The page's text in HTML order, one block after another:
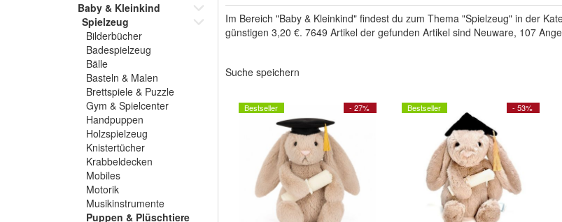
Baby & Kleinkind
Spielzeug
Bilderbücher
Badespielzeug
Bälle
Basteln & Malen
Brettspiele & Puzzle
Gym & Spielcenter
Handpuppen
Holzspielzeug
Knistertücher
Krabbeldecken
Mobiles
Motorik
Musikinstrumente
Puppen & Plüschtiere
Im Bereich "Baby & Kleinkind" findest du zum Thema "Spielzeug" in der
günstigen 3,20 €. 7649 Artikel der gefunden Artikel sind Neuware, 107
Suche speichern
- 27%
Bestseller - 53%
Bestseller